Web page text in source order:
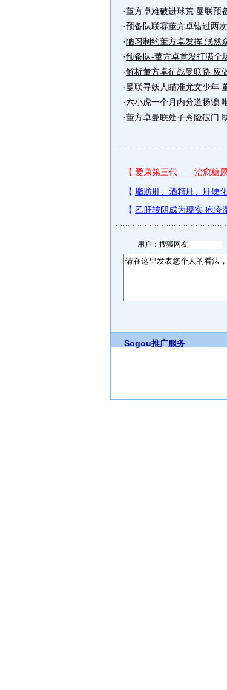
·董方卓难破进球荒 曼联预
·预备队联赛董方卓错过两
·陋习制约董方卓发挥 泯然
·预备队-董方卓首发打满全
·解析董方卓征战曼联路 应
·曼联寻妖人瞄准尤文少年
·六小虎一个月内分道扬镳
·董方卓曼联处子秀险破门
用户：
Sogou推广服务